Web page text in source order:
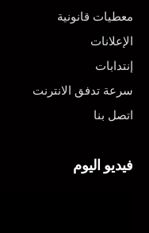
معطيات قانونية
الإعلانات
إنتدابات
سرعة تدفق الانترنت
اتصل بنا
فيديو اليوم